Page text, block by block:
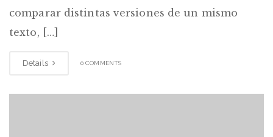
comparar distintas versiones de un mismo
texto, […]
Details 0 COMMENTS